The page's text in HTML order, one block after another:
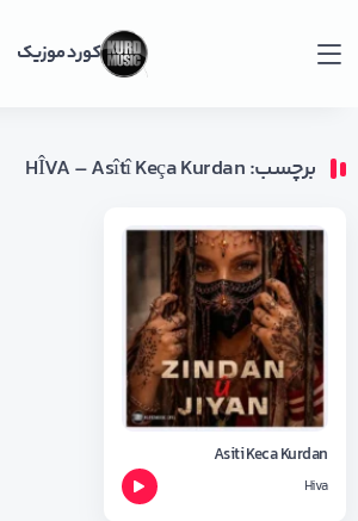
کورد موزیک
برچسب: HÎVA – Asîtî Keça Kurdan
Asiti Keca Kurdan
Hiva